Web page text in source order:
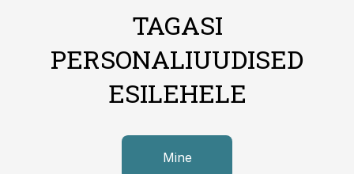
TAGASI
PERSONALIUUDISED
ESILEHELE
Mine